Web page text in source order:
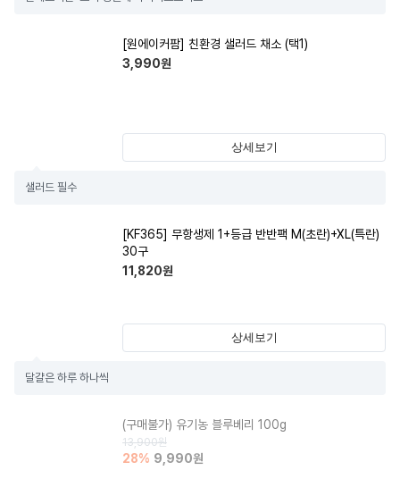
[원에이커팜] 친환경 샐러드 채소 (택1)
3,990원
상세보기
샐러드 필수
[KF365] 무항생제 1+등급 반반팩 M(초란)+XL(특란)
30구
11,820원
상세보기
달걀은 하루 하나씩
(구매불가) 유기농 블루베리 100g
13,900원
28% 9,990원